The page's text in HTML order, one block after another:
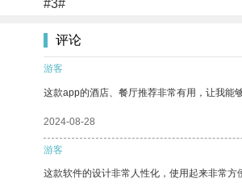
#3#
评论
游客
这款app的酒店、餐厅推荐非常有用，让我能
2024-08-28
游客
这款软件的设计非常人性化，使用起来非常方